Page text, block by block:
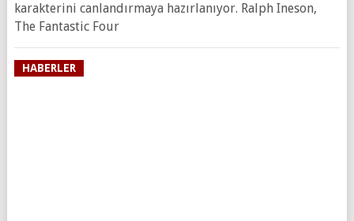
karakterini canlandırmaya hazırlanıyor. Ralph Ineson,
The Fantastic Four
HABERLER